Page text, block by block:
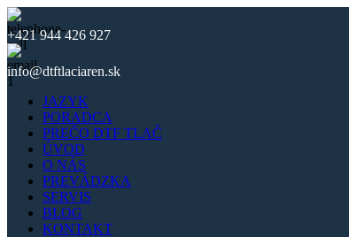
+421 944 426 927
info@dtftlaciaren.sk
JAZYK
PORADCA
PREČO DTF TLAČ
ÚVOD
O NÁS
PREVÁDZKA
SERVIS
BLOG
KONTAKT